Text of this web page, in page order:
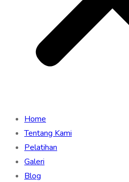
Home
Tentang Kami
Pelatihan
Galeri
Blog